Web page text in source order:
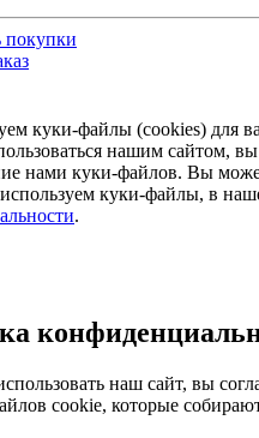
куки-файлы (cookies) для
нашим сайтом, вы
нами куки-файлов. Вы
куки-файлы, в
.
наш сайт, вы
cookie, которые